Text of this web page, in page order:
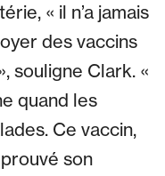
« il n’a jamais
des vaccins
souligne Clark. «
quand les
Ce vaccin,
son